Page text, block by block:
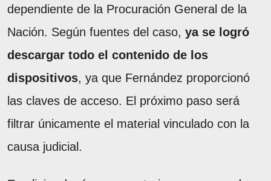
dependiente de la Procuración General de la
Nación. Según fuentes del caso, ya se logró
descargar todo el contenido de los
dispositivos, ya que Fernández proporcionó
las claves de acceso. El próximo paso será
filtrar únicamente el material vinculado con la
causa judicial.